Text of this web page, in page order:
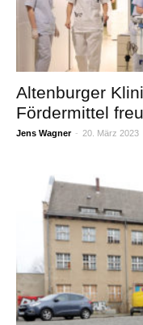
Altenburger
Fördermittel
Jens Wagner - 20. März 2023